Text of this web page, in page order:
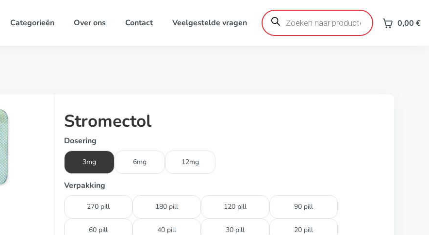
Categorieën Over ons Contact Veelgestelde vragen
Producten
zoeken 0,00 €
Stromectol
Dosering
3mg 6mg 12mg
Verpakking
270 pill 180 pill 120 pill 90 pill
60 pill 40 pill 30 pill 20 pill